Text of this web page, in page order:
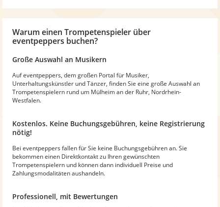
Warum einen Trompetenspieler über
eventpeppers buchen?
Große Auswahl an Musikern
Auf eventpeppers, dem großen Portal für Musiker,
Unterhaltungskünstler und Tänzer, finden Sie eine große Auswahl an
Trompetenspielern rund um Mülheim an der Ruhr, Nordrhein-
Westfalen.
Kostenlos. Keine Buchungsgebühren, keine Registrierung
nötig!
Bei eventpeppers fallen für Sie keine Buchungsgebühren an. Sie
bekommen einen Direktkontakt zu Ihren gewünschten
Trompetenspielern und können dann individuell Preise und
Zahlungsmodalitäten aushandeln.
Professionell, mit Bewertungen